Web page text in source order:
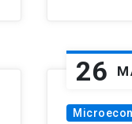
26